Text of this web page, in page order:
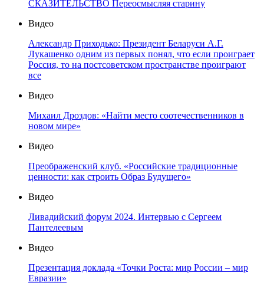
СКАЗИТЕЛЬСТВО Переосмысляя старину
Видео
Александр Приходько: Президент Беларуси А.Г.
Лукашенко одним из первых понял, что если проиграет
Россия, то на постсоветском пространстве проиграют
все
Видео
Михаил Дроздов: «Найти место соотечественников в
новом мире»
Видео
Преображенский клуб. «Российские традиционные
ценности: как строить Образ Будущего»
Видео
Ливадийский форум 2024. Интервью с Сергеем
Пантелеевым
Видео
Презентация доклада «Точки Роста: мир России – мир
Евразии»